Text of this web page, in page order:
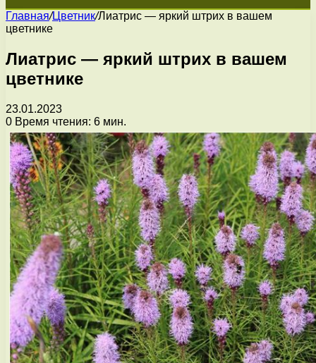
Главная/Цветник/Лиатрис — яркий штрих в вашем
цветнике
Лиатрис — яркий штрих в вашем
цветнике
23.01.2023
0 Время чтения: 6 мин.